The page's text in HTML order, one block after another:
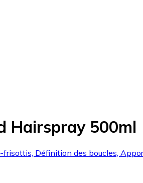
Hairspray 500ml
Définition des boucles,